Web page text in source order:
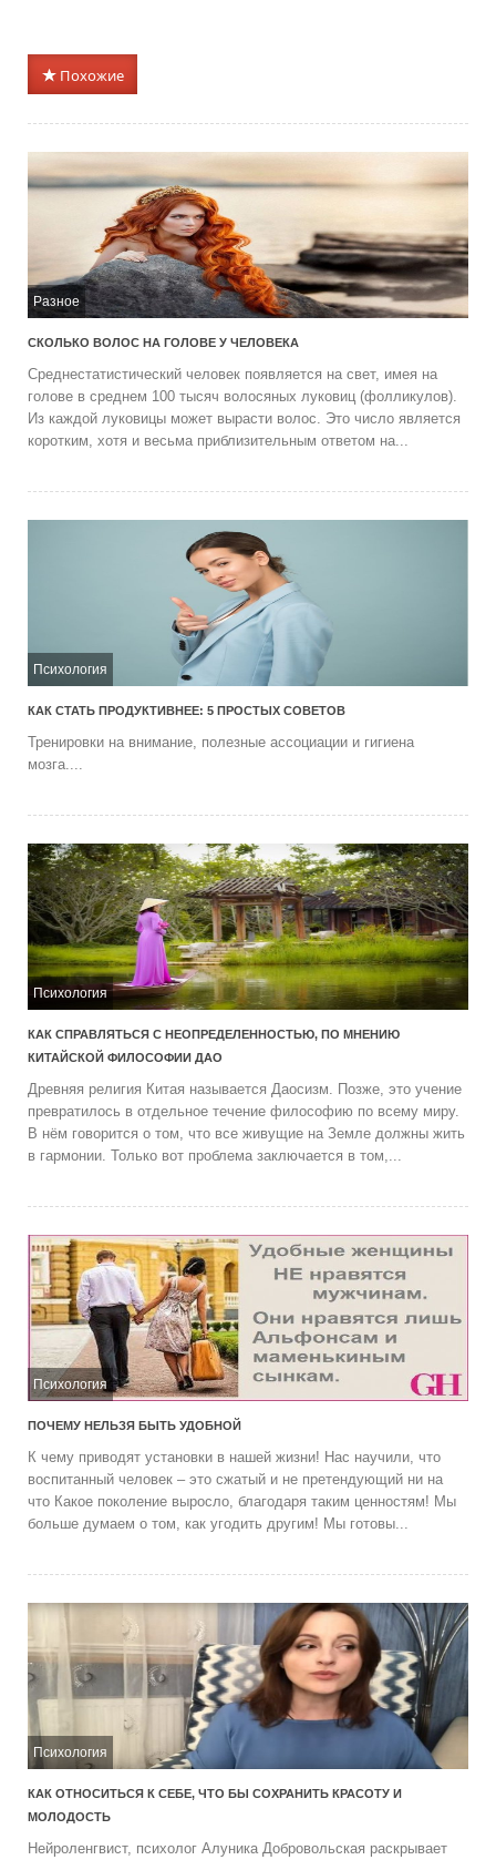
Похожие
Разное
СКОЛЬКО ВОЛОС НА ГОЛОВЕ У ЧЕЛОВЕКА
Среднестатистический человек появляется на свет, имея на
голове в среднем 100 тысяч волосяных луковиц (фолликулов).
Из каждой луковицы может вырасти волос. Это число является
коротким, хотя и весьма приблизительным ответом на...
Психология
КАК СТАТЬ ПРОДУКТИВНЕЕ: 5 ПРОСТЫХ СОВЕТОВ
Тренировки на внимание, полезные ассоциации и гигиена
мозга....
Психология
КАК СПРАВЛЯТЬСЯ С НЕОПРЕДЕЛЕННОСТЬЮ, ПО МНЕНИЮ
КИТАЙСКОЙ ФИЛОСОФИИ ДАО
Древняя религия Китая называется Даосизм. Позже, это учение
превратилось в отдельное течение философию по всему миру.
В нём говорится о том, что все живущие на Земле должны жить
в гармонии. Только вот проблема заключается в том,...
Психология
ПОЧЕМУ НЕЛЬЗЯ БЫТЬ УДОБНОЙ
К чему приводят установки в нашей жизни! Нас научили, что
воспитанный человек – это сжатый и не претендующий ни на
что Какое поколение выросло, благодаря таким ценностям! Мы
больше думаем о том, как угодить другим! Мы готовы...
Психология
КАК ОТНОСИТЬСЯ К СЕБЕ, ЧТО БЫ СОХРАНИТЬ КРАСОТУ И
МОЛОДОСТЬ
Нейроленгвист, психолог Алуника Добровольская раскрывает